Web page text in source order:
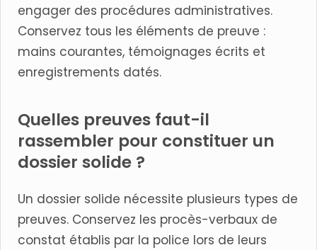
engager des procédures administratives.
Conservez tous les éléments de preuve :
mains courantes, témoignages écrits et
enregistrements datés.
Quelles preuves faut-il
rassembler pour constituer un
dossier solide ?
Un dossier solide nécessite plusieurs types de
preuves. Conservez les procès-verbaux de
constat établis par la police lors de leurs